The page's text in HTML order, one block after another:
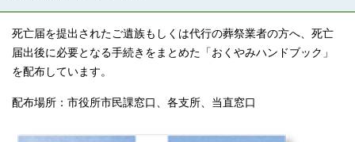
死亡届を提出されたご遺族もしくは代行の葬祭業者の方へ、死亡
届出後に必要となる手続きをまとめた「おくやみハンドブック」
を配布しています。
配布場所：市役所市民課窓口、各支所、当直窓口